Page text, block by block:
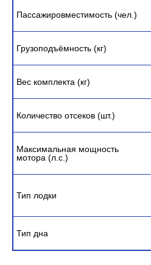
Пассажировместимость (чел.)
Грузоподъёмность (кг)
Вес комплекта (кг)
Количество отсеков (шт.)
Максимальная мощность
мотора (л.с.)
Тип лодки
Тип дна